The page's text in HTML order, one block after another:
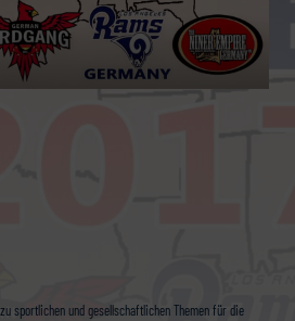
sportlichen und gesellschaftlichen Themen für die